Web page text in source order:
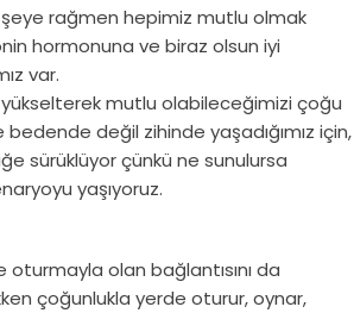
şeye rağmen hepimiz mutlu olmak
hormonuna ve biraz olsun iyi
var.
yükselterek mutlu olabileceğimizi çoğu
değil zihinde yaşadığımız için,
sürüklüyor çünkü ne sunulursa
yaşıyoruz.
oturmayla olan bağlantısını da
çoğunlukla yerde oturur, oynar,